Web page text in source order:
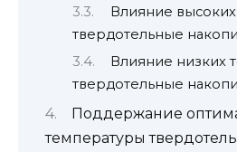
Влияние
твердотельные
Влияние низких
твердотельные
Поддержание
температуры